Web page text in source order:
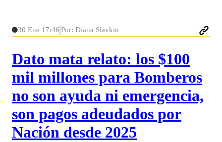
30 Ene 17:46 Por: Diana Slavkin
Dato mata relato: los $100
mil millones para Bomberos
no son ayuda ni emergencia,
son pagos adeudados por
Nación desde 2025